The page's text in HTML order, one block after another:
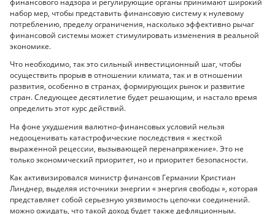
финансового надзора и регулирующие органы принимают широкий
набор мер, чтобы представить финансовую систему к нулевому
потреблению, пределу ограничения, насколько эффективно рычаг
финансовой системы может стимулировать изменения в реальной
экономике.
Что необходимо, так это сильный инвестиционный шаг, чтобы
осуществить прорыв в отношении климата, так и в отношении
развития, особенно в странах, формирующих рынок и развитие
стран. Следующее десятилетие будет решающим, и настало время
определить этот курс действий.
На фоне ухудшения валютно-финансовых условий нельзя
недооценивать катастрофические последствия « жесткой
выраженной рецессии, вызывающей перенапряжение». Это не
только экономический приоритет, но и приоритет безопасности.
Как активизировался министр финансов Германии Кристиан
Линднер, выделяя источники энергии « энергия свободы », которая
представляет собой серьезную уязвимость цепочки соединений.
можно ожидать, что такой доход будет также дефляционным.